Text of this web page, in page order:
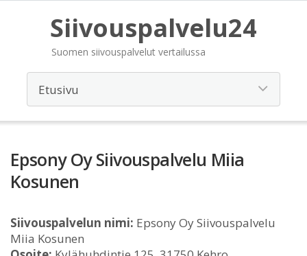
Siivouspalvelu24
Suomen siivouspalvelut vertailussa
Epsony Oy Siivouspalvelu Miia
Kosunen
Siivouspalvelun nimi: Epsony Oy Siivouspalvelu
Miia Kosunen